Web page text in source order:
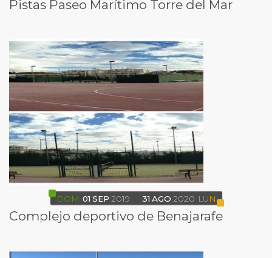
Pistas Paseo Marítimo Torre del Mar
DOM 01 SEP 2019 31 AGO 2020 LUN
Complejo deportivo de Benajarafe